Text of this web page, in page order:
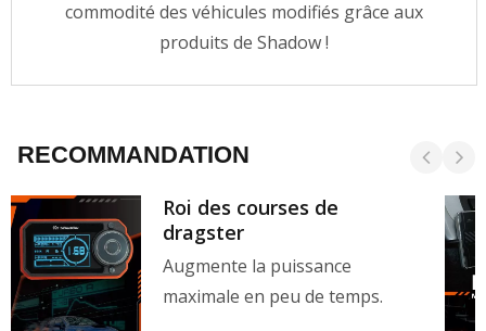
commodité des véhicules modifiés grâce aux
produits de Shadow !
RECOMMANDATION
Roi des courses de
dragster
Augmente la puissance
maximale en peu de temps.